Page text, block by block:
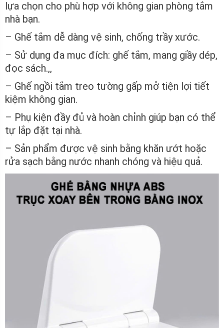
lựa chọn cho phù hợp với không gian phòng tắm
nhà bạn.
– Ghế tắm dễ dàng vệ sinh, chống trầy xước.
– Sử dụng đa mục đích: ghế tắm, mang giầy dép,
đọc sách.,,
– Ghế ngồi tắm treo tường gấp mở tiện lợi tiết
kiệm không gian.
– Phụ kiện đầy đủ và hoàn chỉnh giúp bạn có thể
tự lắp đặt tại nhà.
– Sản phẩm được vệ sinh bằng khăn ướt hoặc
rửa sạch bằng nước nhanh chóng và hiệu quả.